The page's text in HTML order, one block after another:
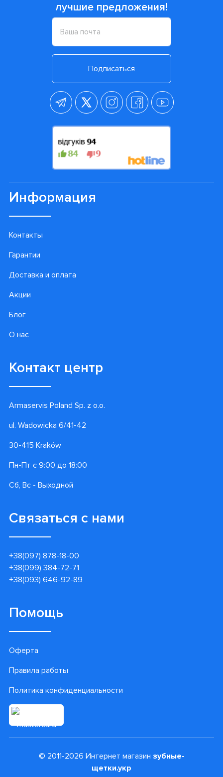
лучшие предложения!
Подписаться
Информация
Контакты
Гарантии
Доставка и оплата
Акции
Блог
О нас
Контакт центр
Armaservis Poland Sp. z o.o.
ul. Wadowicka 6/41-42
30-415 Kraków
Пн-Пт с 9:00 до 18:00
Сб, Вс - Выходной
Связаться с нами
+38(097) 878-18-00
+38(099) 384-72-71
+38(093) 646-92-89
Помощь
Оферта
Правила работы
Политика конфиденциальности
© 2011-2026 Интернет магазин зубные-
щетки.укр